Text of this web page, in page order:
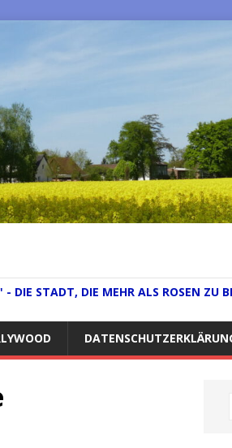
- DIE STADT, DIE MEHR ALS ROSEN ZU